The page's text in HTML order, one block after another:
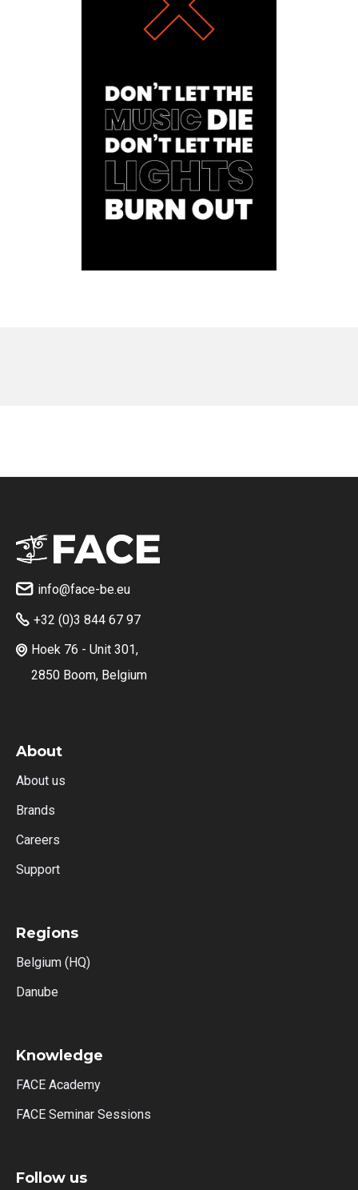
 info@face-be.eu
 +32 (0)3 844 67 97
 Hoek 76 - Unit 301,
2850 Boom, Belgium
About
About us
Brands
Careers
Support
Regions
Belgium (HQ)
Danube
Knowledge
FACE Academy
FACE Seminar Sessions
Follow us